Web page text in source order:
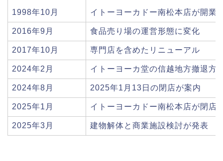
1998年10月 イトーヨーカドー南松本店が開業
2016年9月 食品売り場の運営形態に変化
2017年10月 専門店を含めたリニューアル
2024年2月 イトーヨーカ堂の信越地方撤退方
2024年8月 2025年1月13日の閉店が案内
2025年1月 イトーヨーカドー南松本店が閉店
2025年3月 建物解体と商業施設検討が発表